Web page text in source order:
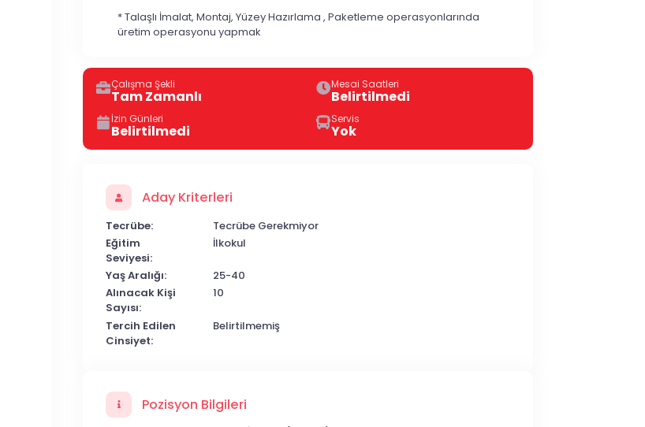
* Talaşlı İmalat, Montaj, Yüzey Hazırlama , Paketleme operasyonlarında
üretim operasyonu yapmak
Çalışma Şekli
Tam Zamanlı
Mesai Saatleri
Belirtilmedi
İzin Günleri
Belirtilmedi
Servis
Yok
Aday Kriterleri
Tecrübe:
Tecrübe Gerekmiyor
Eğitim
Seviyesi:
İlkokul
Yaş Aralığı:
25-40
Alınacak Kişi
Sayısı:
10
Tercih Edilen
Cinsiyet:
Belirtilmemiş
Pozisyon Bilgileri